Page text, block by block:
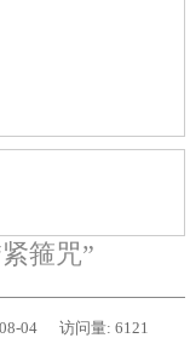
箍咒”
04 访问量: 6121